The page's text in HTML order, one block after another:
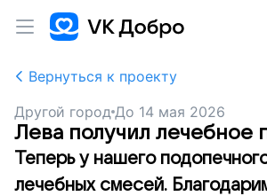
Вернуться к проекту
Другой город До 14 мая 2026
Лева получил лечебное
Теперь у нашего
лечебных смесей.